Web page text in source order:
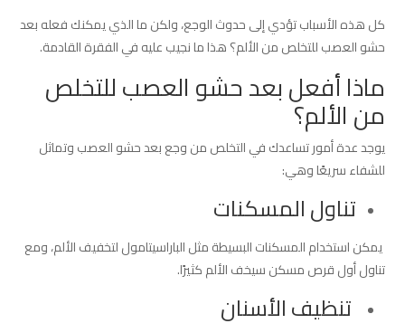
كل هذه الأسباب تؤدي إلى حدوث الوجع، ولكن ما الذي يمكنك فعله بعد
حشو العصب للتخلص من الألم؟ هذا ما نجيب عليه في الفقرة القادمة.
ماذا أفعل بعد حشو العصب للتخلص
من الألم؟
يوجد عدة أمور تساعدك في التخلص من وجع بعد حشو العصب وتماثل
للشفاء سريعًا وهي:
تناول المسكنات
يمكن استخدام المسكنات البسيطة مثل الباراسيتامول لتخفيف الألم، ومع
تناول أول قرص مسكن سيخف الألم كثيرًا.
تنظيف الأسنان